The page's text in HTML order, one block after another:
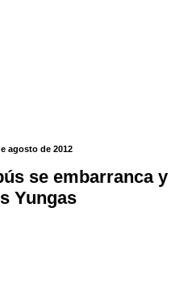
agosto de 2012
se embarranca
Yungas